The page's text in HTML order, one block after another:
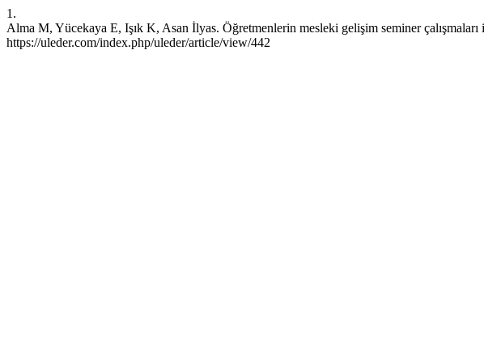
1.
Alma M, Yücekaya E, Işık K, Asan İlyas. Öğretmenlerin mesleki gelişim seminer
https://uleder.com/index.php/uleder/article/view/442